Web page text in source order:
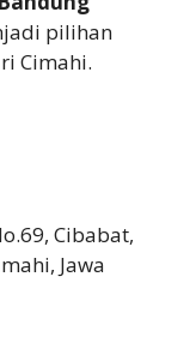
pilihan
Cimahi.
Cibabat,
Jawa